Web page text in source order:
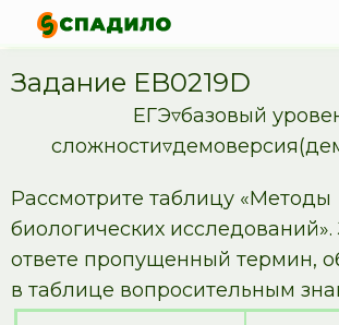
Задание EB0219D
ЕГЭ▿базовый
Рассмотрите таблицу «Методы
биологических
ответе пропущенный термин,
в таблице вопросительным